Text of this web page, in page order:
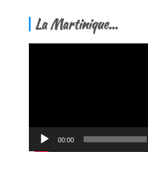
La Martinique…
00:00